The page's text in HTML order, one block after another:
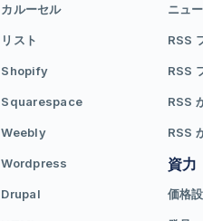
カルーセル
リスト
Shopify
Squarespace
Weebly
Wordpress
Drupal
ニュ
RSS
RSS
RSS
RSS
資力
価格